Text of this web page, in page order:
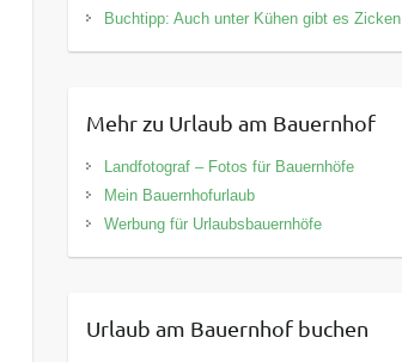
Buchtipp: Auch unter Kühen gibt es Zicken
Mehr zu Urlaub am Bauernhof
Landfotograf – Fotos für Bauernhöfe
Mein Bauernhofurlaub
Werbung für Urlaubsbauernhöfe
Urlaub am Bauernhof buchen